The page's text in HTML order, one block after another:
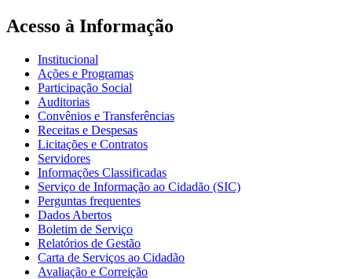
Acesso à Informação
Institucional
Ações e Programas
Participação Social
Auditorias
Convênios e Transferências
Receitas e Despesas
Licitações e Contratos
Servidores
Informações Classificadas
Serviço de Informação ao Cidadão (SIC)
Perguntas frequentes
Dados Abertos
Boletim de Serviço
Relatórios de Gestão
Carta de Serviços ao Cidadão
Avaliação e Correição